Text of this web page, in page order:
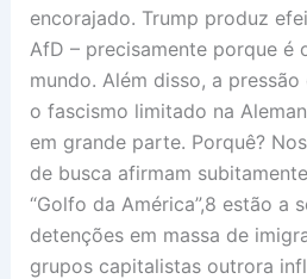
encorajado. Trump produz
AfD – precisamente porque é
mundo. Além disso, a
o fascismo limitado na
em grande parte. Porquê?
de busca afirmam
“Golfo da América”,8 estão a
detenções em massa de
grupos capitalistas outrora